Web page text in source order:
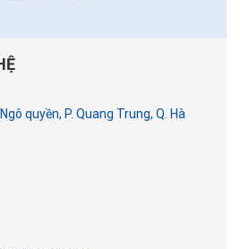
quyền, P. Quang Trung, Q. Hà